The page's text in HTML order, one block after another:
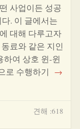
사업이든 성공
. 이 글에서는
대해 다루고자
료와 같은 지인
하여 상호 윈-윈
로 수행하기 →
견해 :618